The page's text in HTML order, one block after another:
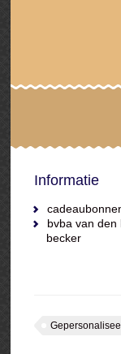
Informatie
bvba van den
becker